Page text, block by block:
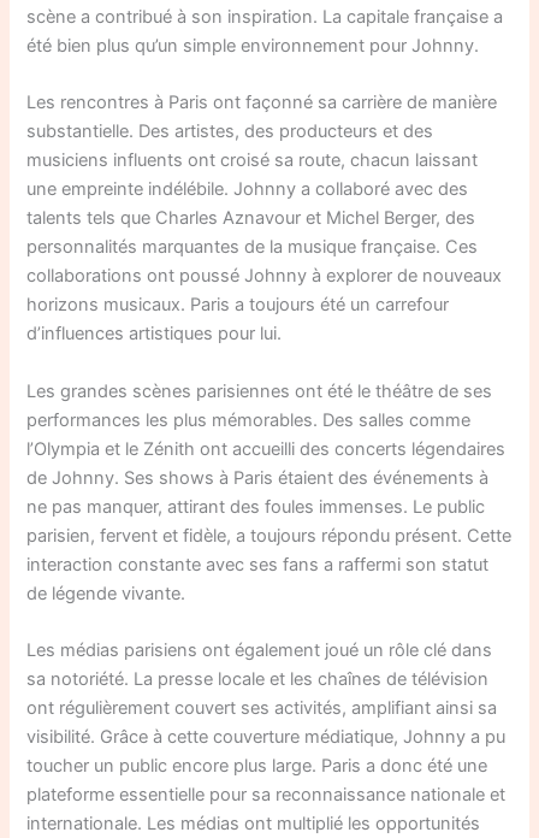
scène a contribué à son inspiration. La capitale française a
été bien plus qu’un simple environnement pour Johnny.
Les rencontres à Paris ont façonné sa carrière de manière
substantielle. Des artistes, des producteurs et des
musiciens influents ont croisé sa route, chacun laissant
une empreinte indélébile. Johnny a collaboré avec des
talents tels que Charles Aznavour et Michel Berger, des
personnalités marquantes de la musique française. Ces
collaborations ont poussé Johnny à explorer de nouveaux
horizons musicaux. Paris a toujours été un carrefour
d’influences artistiques pour lui.
Les grandes scènes parisiennes ont été le théâtre de ses
performances les plus mémorables. Des salles comme
l’Olympia et le Zénith ont accueilli des concerts légendaires
de Johnny. Ses shows à Paris étaient des événements à
ne pas manquer, attirant des foules immenses. Le public
parisien, fervent et fidèle, a toujours répondu présent. Cette
interaction constante avec ses fans a raffermi son statut
de légende vivante.
Les médias parisiens ont également joué un rôle clé dans
sa notoriété. La presse locale et les chaînes de télévision
ont régulièrement couvert ses activités, amplifiant ainsi sa
visibilité. Grâce à cette couverture médiatique, Johnny a pu
toucher un public encore plus large. Paris a donc été une
plateforme essentielle pour sa reconnaissance nationale et
internationale. Les médias ont multiplié les opportunités